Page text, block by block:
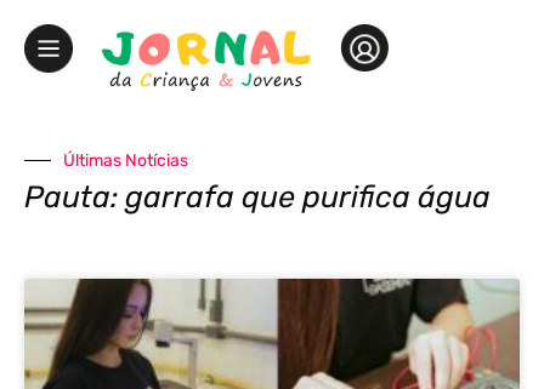
Últimas Notícias
Pauta: garrafa que purifica água